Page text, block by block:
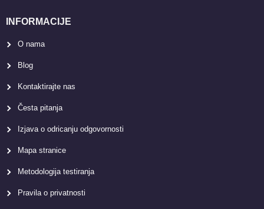
INFORMACIJE
O nama
Blog
Kontaktirajte nas
Česta pitanja
Izjava o odricanju odgovornosti
Mapa stranice
Metodologija testiranja
Pravila o privatnosti